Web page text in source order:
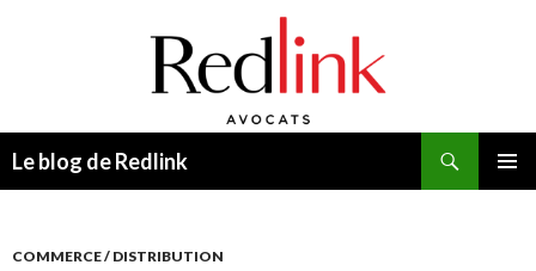
Le blog de Redlink
COMMERCE / DISTRIBUTION